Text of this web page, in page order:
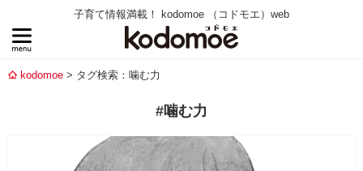
子育て情報満載！ kodomoe （コドモエ）web
kodomoe タグ検索：噛む力
#噛む力